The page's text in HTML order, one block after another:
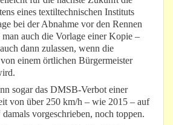
eines textiltechnischen Instituts
bei der Abnahme vor den Rennen
auch die Vorlage einer Kopie –
dann zulassen, wenn die
einem örtlichen Bürgermeister
sogar das DMSB-Verbot einer
von über 250 km/h – wie 2015 – auf
vorgeschrieben, noch toppen.